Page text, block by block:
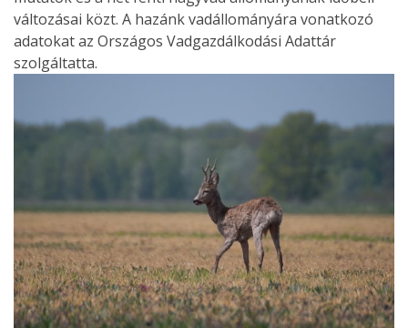
változásai közt. A hazánk vadállományára vonatkozó
adatokat az Országos Vadgazdálkodási Adattár
szolgáltatta.